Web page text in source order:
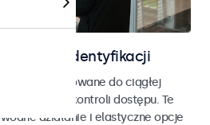
i identyfikacji
zaprojektowane do ciągłej
z systemami kontroli dostępu. Te
działanie i elastyczne opcje